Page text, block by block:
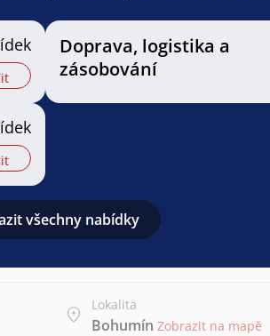
Doprava, logistika a
zásobování
všechny nabídky
Lokalita
Bohumín Zobrazit na mapě